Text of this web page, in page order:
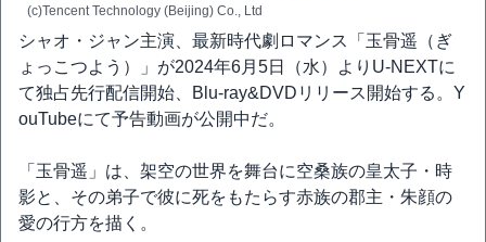
(c)Tencent Technology (Beijing) Co., Ltd
シャオ・ジャン主演、最新時代劇ロマンス「玉骨遥（ぎ
ょっこつよう）」が2024年6月5日（水）よりU-NEXTに
て独占先行配信開始、Blu-ray&DVDリリース開始する。Y
ouTubeにて予告動画が公開中だ。
「玉骨遥」は、架空の世界を舞台に空桑族の皇太子・時
影と、その弟子で彼に死をもたらす赤族の郡主・朱顔の
愛の行方を描く。